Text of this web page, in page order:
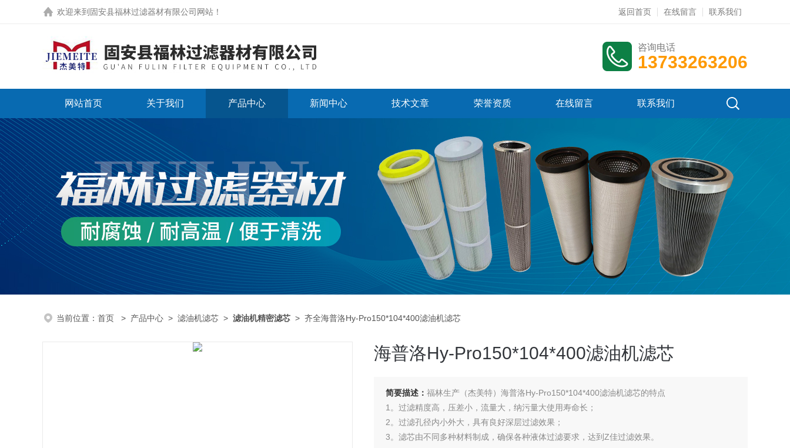
欢迎来到 固安县福林过滤器材有限公司网站 ！ 返回首页 在线留言 联系我们
咨询电话
13733263206
网站首页 关于我们 产品中心 新闻中心 技术文章 荣誉资质 在线留言 联系我们
当前位置： 首页 > 产品中心 > 滤油机滤芯 > 滤油机精密滤芯 > 齐全海普洛Hy-Pro150*104*400滤油机滤芯
海普洛Hy-Pro150*104*400滤油机滤芯
简要描述： 福林生产（杰美特）海普洛Hy-Pro150*104*400滤油机滤芯的特点
1。过滤精度高，压差小，流量大，纳污量大使用寿命长；
2。过滤孔径内小外大，具有良好深层过滤效果；
3。滤芯由不同多种材料制成，确保各种液体过滤要求，达到Z佳过滤效果。